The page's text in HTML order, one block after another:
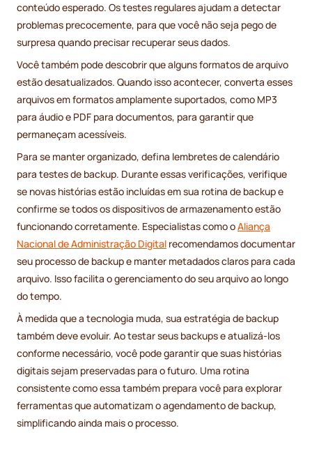
conteúdo esperado. Os testes regulares ajudam a detectar
problemas precocemente, para que você não seja pego de
surpresa quando precisar recuperar seus dados.
Você também pode descobrir que alguns formatos de arquivo
estão desatualizados. Quando isso acontecer, converta esses
arquivos em formatos amplamente suportados, como MP3
para áudio e PDF para documentos, para garantir que
permaneçam acessíveis.
Para se manter organizado, defina lembretes de calendário
para testes de backup. Durante essas verificações, verifique
se novas histórias estão incluídas em sua rotina de backup e
confirme se todos os dispositivos de armazenamento estão
funcionando corretamente. Especialistas como oAliança
Nacional de Administração Digital recomendamos documentar
seu processo de backup e manter metadados claros para cada
arquivo. Isso facilita o gerenciamento do seu arquivo ao longo
do tempo.
À medida que a tecnologia muda, sua estratégia de backup
também deve evoluir. Ao testar seus backups e atualizá-los
conforme necessário, você pode garantir que suas histórias
digitais sejam preservadas para o futuro. Uma rotina
consistente como essa também prepara você para explorar
ferramentas que automatizam o agendamento de backup,
simplificando ainda mais o processo.